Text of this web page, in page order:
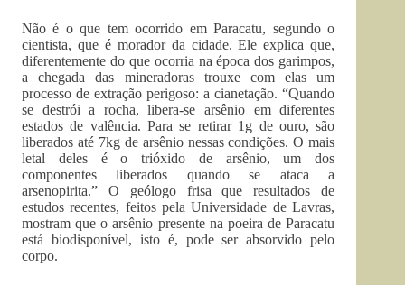
Não é o que tem ocorrido em Paracatu, segundo o
cientista, que é morador da cidade. Ele explica que,
diferentemente do que ocorria na época dos garimpos,
a chegada das mineradoras trouxe com elas um
processo de extração perigoso: a cianetação. “Quando
se destrói a rocha, libera-se arsênio em diferentes
estados de valência. Para se retirar 1g de ouro, são
liberados até 7kg de arsênio nessas condições. O mais
letal deles é o trióxido de arsênio, um dos
componentes liberados quando se ataca a
arsenopirita.” O geólogo frisa que resultados de
estudos recentes, feitos pela Universidade de Lavras,
mostram que o arsênio presente na poeira de Paracatu
está biodisponível, isto é, pode ser absorvido pelo
corpo.